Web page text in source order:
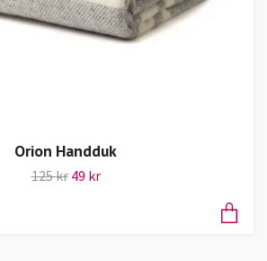
Orion Handduk
125 kr 49 kr